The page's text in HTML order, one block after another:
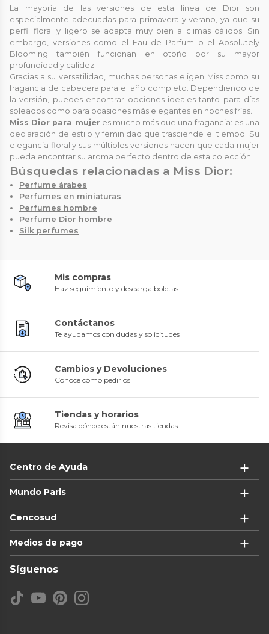
La mayoría de las versiones de esta línea de Dior son
especialmente adecuadas para primavera y verano, ya que su
perfil floral y ligero se adapta muy bien a climas cálidos. Sin
embargo, versiones como el Eau de Parfum o el Absolutely
Blooming también funcionan en otoño por su mayor
profundidad y calidez.
Gracias a su versatilidad, muchas personas eligen Miss como su
fragancia de cabecera para el año completo. Dependiendo de
la versión, puedes encontrar opciones ideales tanto para días
soleados como para ocasiones más elegantes en noches frías.
Miss Dior para mujeres mucho más que una fragancia: es una
declaración de estilo y feminidad que trasciende el tiempo. Su
elegancia floral y sus múltiples versiones hacen que cada mujer
pueda encontrar su aroma perfecto dentro de esta colección.
Búsquedas relacionadas a Miss Dior:
Perfume árabes
Perfumes en miniaturas
Perfumes hombre
Perfume Dior hombre
Silk perfumes
Mis compras
Haz seguimiento y descarga boletas
Contáctanos
Te ayudamos con dudas y solicitudes
Cambios y Devoluciones
Conoce cómo pedirlos
Tiendas y horarios
Revisa dónde están nuestras tiendas
Centro de Ayuda
Mundo Paris
Cencosud
Medios de pago
Síguenos